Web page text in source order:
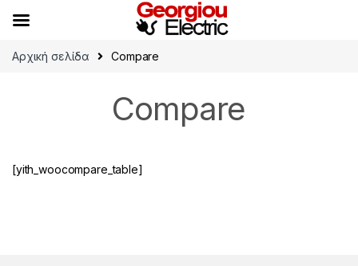
Αρχική σελίδα Compare
Compare
[yith_woocompare_table]